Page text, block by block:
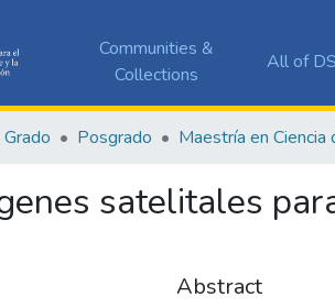
Communities &
Collections
All of
Posgrado
satelitales
Abstract